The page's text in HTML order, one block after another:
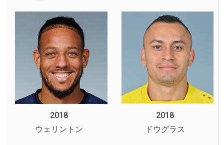
2018
2018
ウェリントン
ドウグラス